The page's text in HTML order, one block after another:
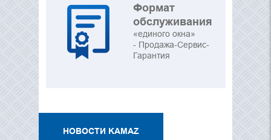
Формат
обслуживания
«единого окна»
- Продажа-Сервис-
Гарантия
НОВОСТИ KAMAZ